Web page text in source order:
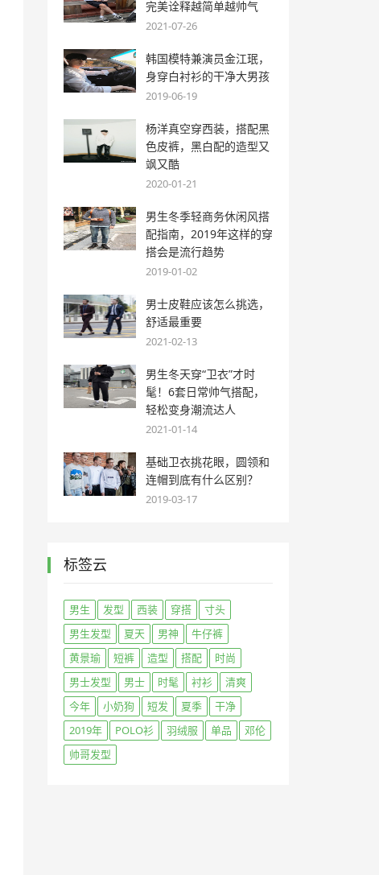
完美诠释越简单越帅气
2021-07-26
韩国模特兼演员金江珉，
身穿白衬衫的干净大男孩
2019-06-19
杨洋真空穿西装，搭配黑
色皮裤，黑白配的造型又
飒又酷
2020-01-21
男生冬季轻商务休闲风搭
配指南，2019年这样的穿
搭会是流行趋势
2019-01-02
男士皮鞋应该怎么挑选，
舒适最重要
2021-02-13
男生冬天穿“卫衣”才时
髦！6套日常帅气搭配，
轻松变身潮流达人
2021-01-14
基础卫衣挑花眼，圆领和
连帽到底有什么区别？
2019-03-17
标签云
男生 发型 西装 穿搭
寸头
男生发型
夏天 男神
牛仔裤
黄景瑜
短裤 造型 搭配
时尚
男士发型
男士 时髦 衬衫
清爽
今年
小奶狗 短发 夏季
干净
2019年
POLO衫 羽绒服 单品
邓伦
帅哥发型